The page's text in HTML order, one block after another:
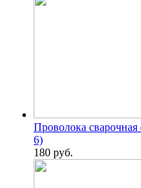
Проволока
6)
180 руб.